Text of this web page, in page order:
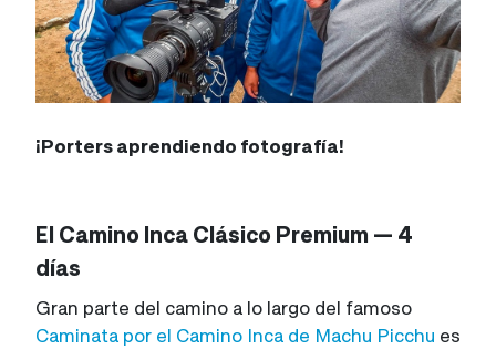
¡Porters aprendiendo fotografía!
El Camino Inca Clásico Premium — 4
días
Gran parte del camino a lo largo del famoso
Caminata por el Camino Inca de Machu Picchu es